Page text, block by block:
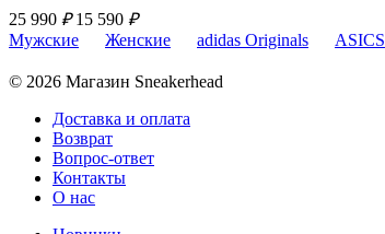
25 990 ₽ 15 590 ₽
Мужские
Женские adidas Originals ASICS
© 2026 Магазин Sneakerhead
Доставка и оплата
Возврат
Вопрос-ответ
Контакты
О нас